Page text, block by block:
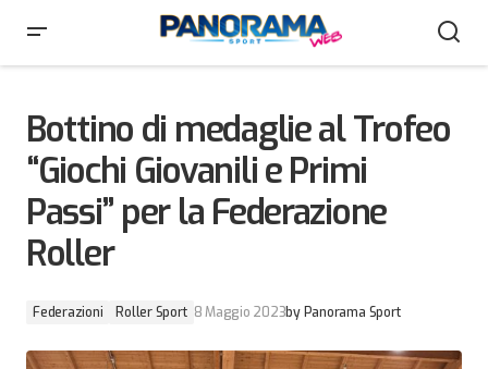
Bottino di medaglie al Trofeo
“Giochi Giovanili e Primi
Passi” per la Federazione
Roller
Federazioni Roller Sport 8 Maggio 2023by Panorama Sport